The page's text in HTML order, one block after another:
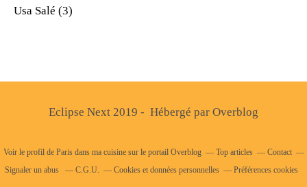
Usa Salé (3)
Eclipse Next 2019 - Hébergé par Overblog
Voir le profil de Paris dans ma cuisinesur le portail Overblog Top articles
Contact
Signaler un abus
C.G.U. Cookies et données personnelles Préférences cookies